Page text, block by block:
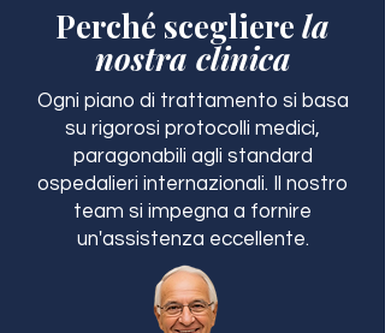
Perché scegliere la
nostra clinica
Ogni piano di trattamento si basa
su rigorosi protocolli medici,
paragonabili agli standard
ospedalieri internazionali. Il nostro
team si impegna a fornire
un'assistenza eccellente.